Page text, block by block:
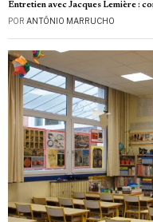
Entretien avec Jacques Lemière :
POR ANTÓNIO MARRUCHO